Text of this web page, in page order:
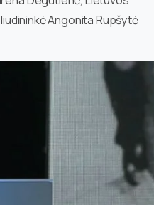
Angonita Rupšytė